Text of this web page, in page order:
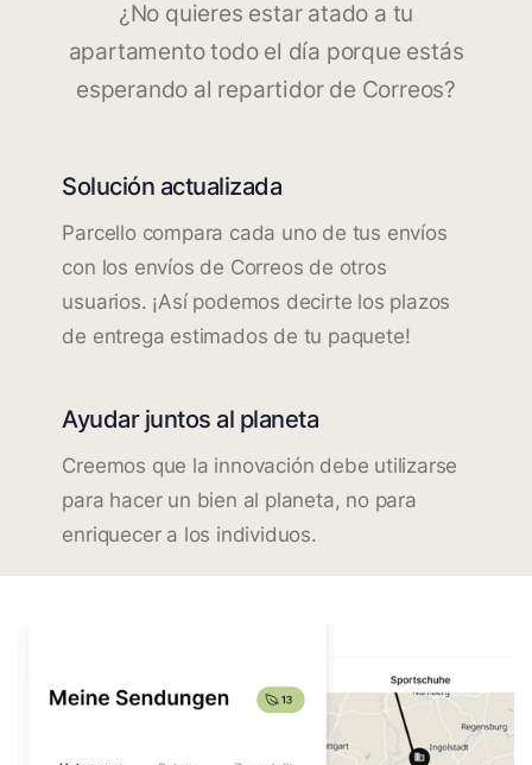
¿No quieres estar atado a tu
apartamento todo el día porque estás
esperando al repartidor de Correos?
Solución actualizada
Parcello compara cada uno de tus envíos
con los envíos de Correos de otros
usuarios. ¡Así podemos decirte los plazos
de entrega estimados de tu paquete!
Ayudar juntos al planeta
Creemos que la innovación debe utilizarse
para hacer un bien al planeta, no para
enriquecer a los individuos.